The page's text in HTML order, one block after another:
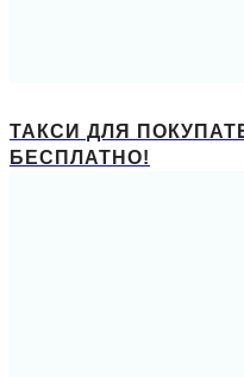
ТАКСИ ДЛЯ
БЕСПЛАТНО!